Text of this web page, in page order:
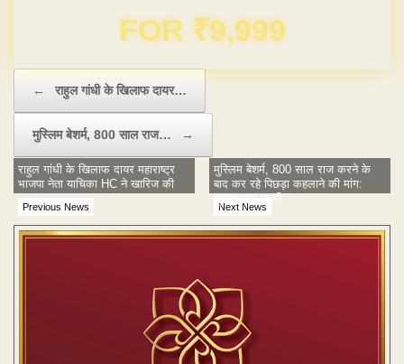
Domain & Hosting FREE for 1 Year
← राहुल गांधी के खिलाफ दायर…
मुस्लिम बेशर्म, 800 साल राज… →
Previous News
राहुल गांधी के खिलाफ दायर महाराष्ट्र
भाजपा नेता याचिका HC ने खारिज की
Next News
मुस्लिम बेशर्म, 800 साल राज करने के
बाद कर रहे पिछड़ा कहलाने की मांग:
सुब्रमण्यन स्वामी